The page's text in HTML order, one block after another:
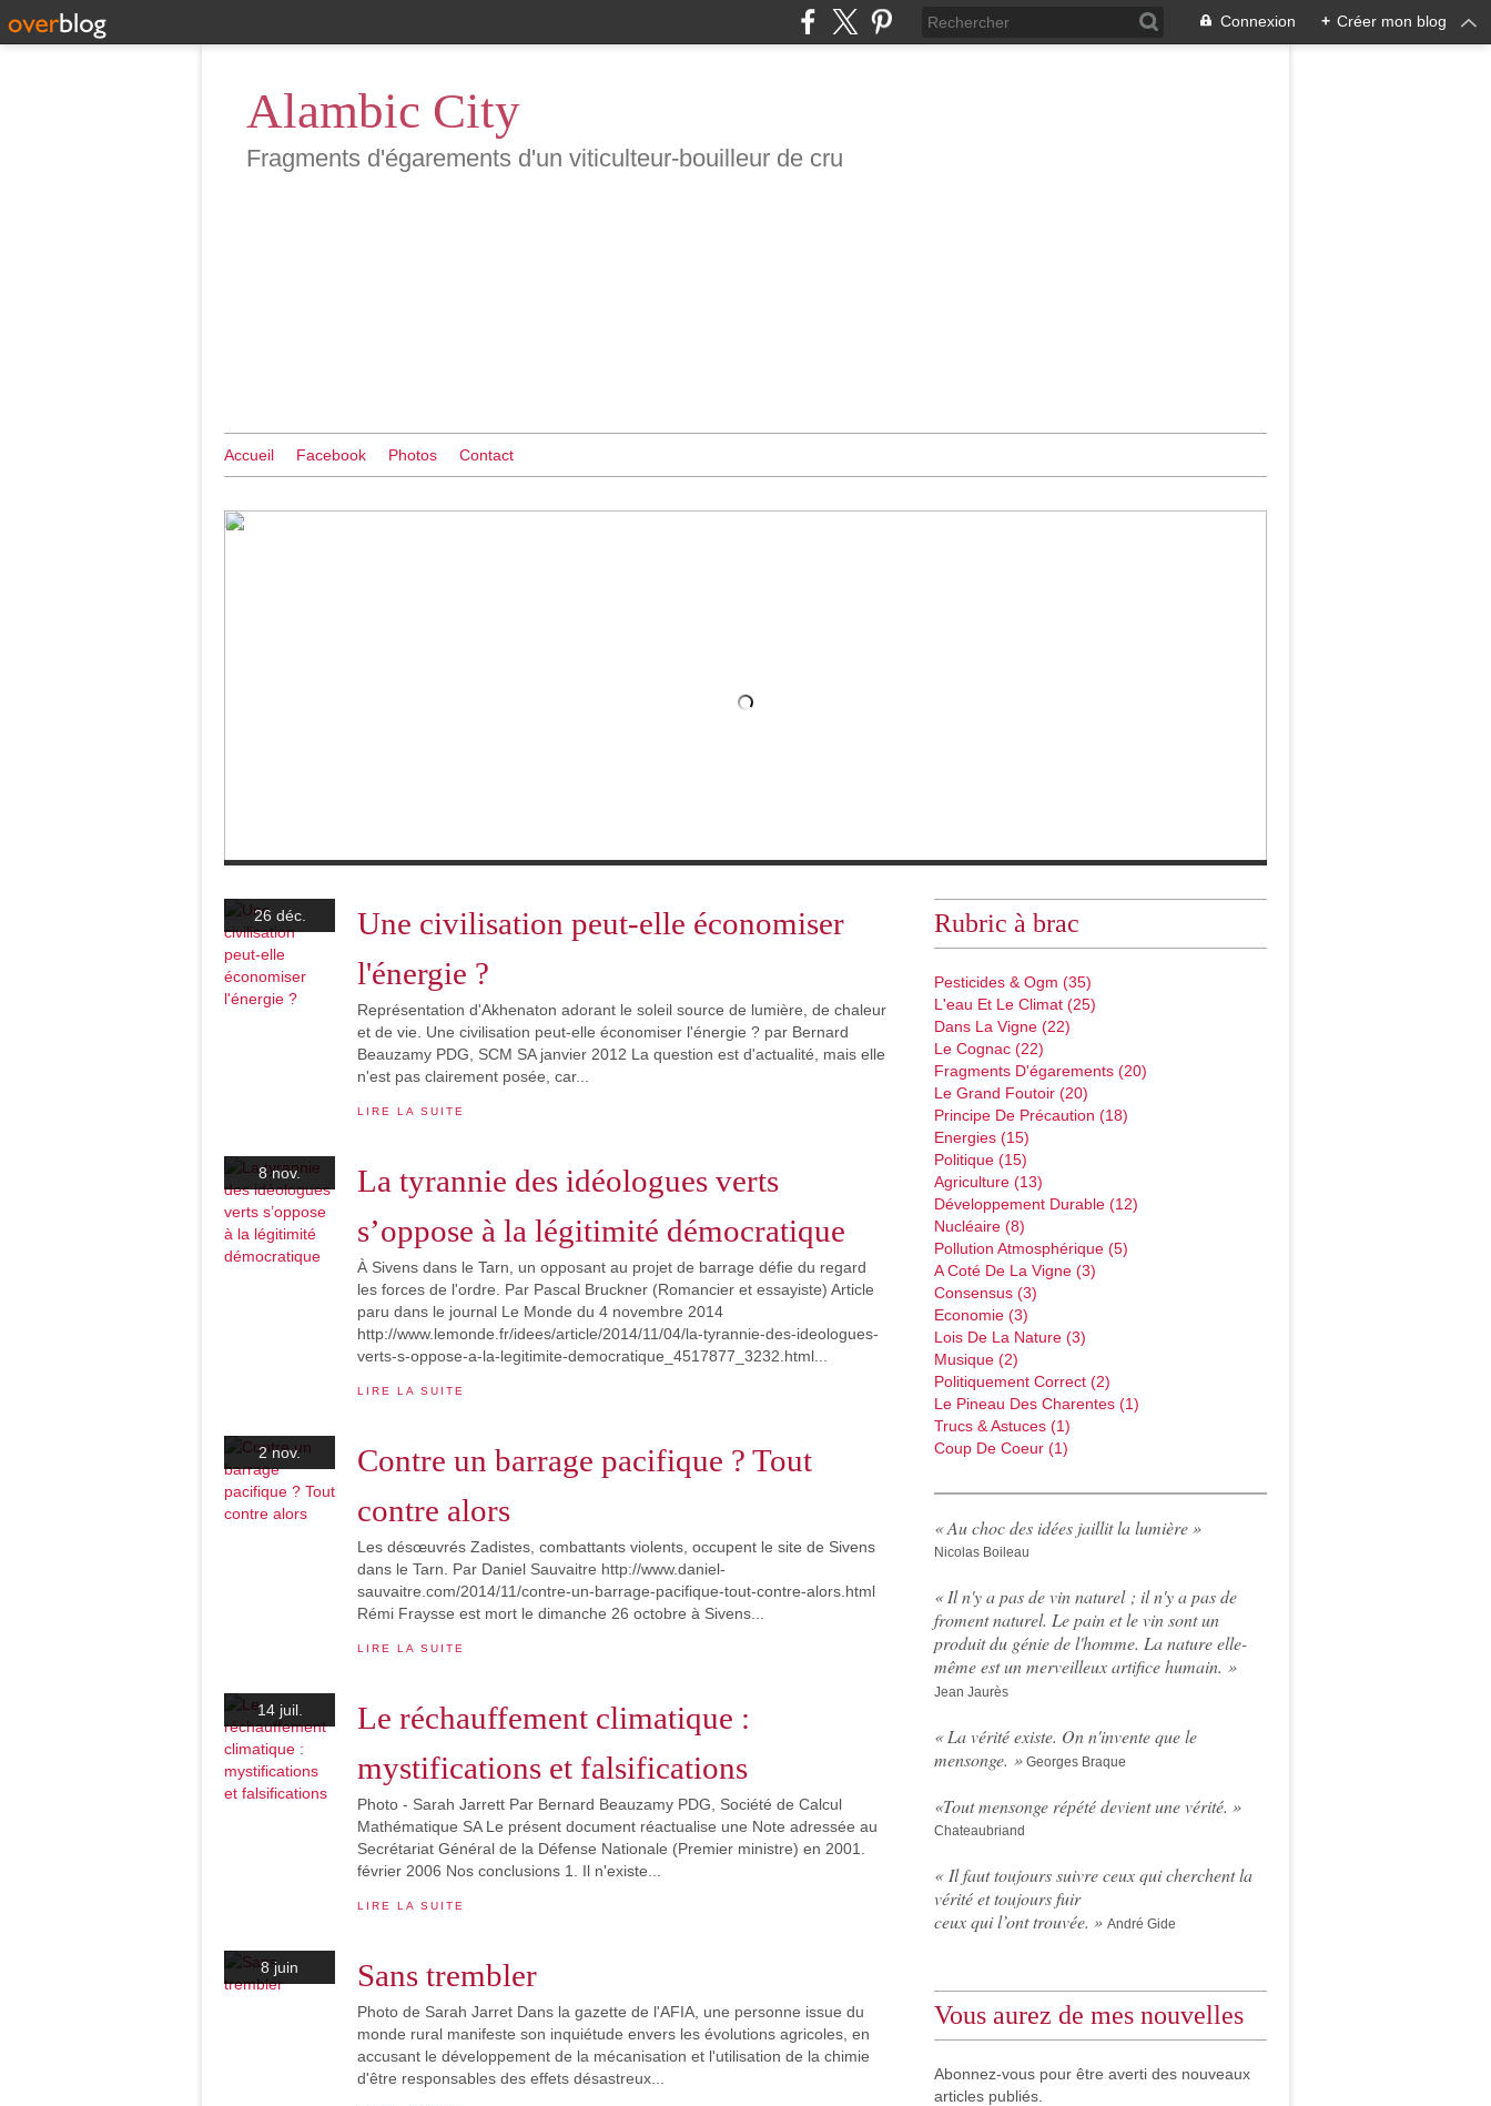
Connexion + Créer mon blog
Alambic City
Fragments d'égarements d'un viticulteur-bouilleur de cru
Accueil Facebook Photos Contact
26 déc.
Une civilisation peut-elle économiser
l'énergie ?
Représentation d'Akhenaton adorant le soleil source de lumière, de chaleur
et de vie. Une civilisation peut-elle économiser l'énergie ? par Bernard
Beauzamy PDG, SCM SA janvier 2012 La question est d'actualité, mais elle
n'est pas clairement posée, car...
LIRE LA SUITE
8 nov.
La tyrannie des idéologues verts
s’oppose à la légitimité démocratique
À Sivens dans le Tarn, un opposant au projet de barrage défie du regard
les forces de l'ordre. Par Pascal Bruckner (Romancier et essayiste) Article
paru dans le journal Le Monde du 4 novembre 2014
http://www.lemonde.fr/idees/article/2014/11/04/la-tyrannie-des-ideologues-
verts-s-oppose-a-la-legitimite-democratique_4517877_3232.html...
LIRE LA SUITE
2 nov.
Contre un barrage pacifique ? Tout
contre alors
Les désœuvrés Zadistes, combattants violents, occupent le site de Sivens
dans le Tarn. Par Daniel Sauvaitre http://www.daniel-
sauvaitre.com/2014/11/contre-un-barrage-pacifique-tout-contre-alors.html
Rémi Fraysse est mort le dimanche 26 octobre à Sivens...
LIRE LA SUITE
14 juil.
Le réchauffement climatique :
mystifications et falsifications
Photo - Sarah Jarrett Par Bernard Beauzamy PDG, Société de Calcul
Mathématique SA Le présent document réactualise une Note adressée au
Secrétariat Général de la Défense Nationale (Premier ministre) en 2001.
février 2006 Nos conclusions 1. Il n'existe...
LIRE LA SUITE
8 juin Sans trembler
Photo de Sarah Jarret Dans la gazette de l'AFIA, une personne issue du
monde rural manifeste son inquiétude envers les évolutions agricoles, en
accusant le développement de la mécanisation et l'utilisation de la chimie
d'être responsables des effets désastreux...
Rubric à brac
Pesticides & Ogm (35)
L'eau Et Le Climat (25)
Dans La Vigne (22)
Le Cognac (22)
Fragments D'égarements (20)
Le Grand Foutoir (20)
Principe De Précaution (18)
Energies (15)
Politique (15)
Agriculture (13)
Développement Durable (12)
Nucléaire (8)
Pollution Atmosphérique (5)
A Coté De La Vigne (3)
Consensus (3)
Economie (3)
Lois De La Nature (3)
Musique (2)
Politiquement Correct (2)
Le Pineau Des Charentes (1)
Trucs & Astuces (1)
Coup De Coeur (1)
« Au choc des idées jaillit la lumière »
Nicolas Boileau
« Il n'y a pas de vin naturel ; il n'y a pas de
froment naturel. Le pain et le vin sont un
produit du génie de l'homme. La nature elle-
même est un merveilleux artifice humain. »
Jean Jaurès
« La vérité existe. On n'invente que le
mensonge. » Georges Braque
«Tout mensonge répété devient une vérité. »
Chateaubriand
« Il faut toujours suivre ceux qui cherchent la
vérité et toujours fuir
ceux qui l’ont trouvée. » André Gide
Vous aurez de mes nouvelles
Abonnez-vous pour être averti des nouveaux
articles publiés.